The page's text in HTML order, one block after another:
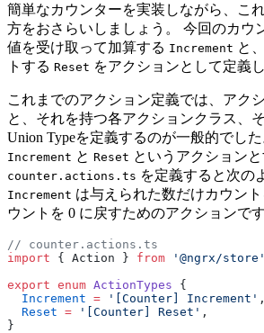
簡単なカウンターを実装しながら、こ
方をおさらいしましょう。 今回のカウ
値を受け取って加算する Increment と
トする Reset をアクションとして定義し
これまでのアクション定義では、アク
と、それを持つ各アクションクラス、
Union Typeを定義するのが一般的でし
Increment と Reset というアクションと
counter.actions.ts を定義すると次の
Increment は与えられた数だけカウント
ウントを 0 に戻すためのアクションです
// counter.actions.ts
import { Action } from '@ngrx/store'
export enum ActionTypes {
  Increment
= '[Counter] Increment' ,
  Reset
= '[Counter] Reset' ,
}